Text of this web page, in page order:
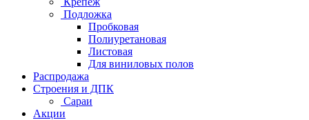
Подложка
Пробковая
Полиуретановая
Листовая
Для виниловых полов
Распродажа
Строения и ДПК
Сараи
Акции